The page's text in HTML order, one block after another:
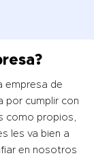
empresa de
por cumplir con
como propios,
les va bien a
en nosotros